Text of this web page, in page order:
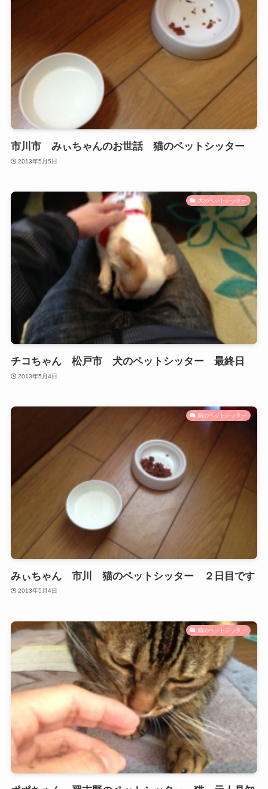
市川市 みぃちゃんのお世話 猫のペットシッター
2013年5月5日
犬のペットシッター
チコちゃん 松戸市 犬のペットシッター 最終日
2013年5月4日
猫のペットシッター
みぃちゃん 市川 猫のペットシッター ２日目です
2013年5月4日
猫のペットシッター